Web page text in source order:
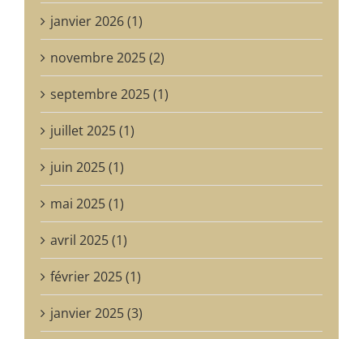
janvier 2026 (1)
novembre 2025 (2)
septembre 2025 (1)
juillet 2025 (1)
juin 2025 (1)
mai 2025 (1)
avril 2025 (1)
février 2025 (1)
janvier 2025 (3)